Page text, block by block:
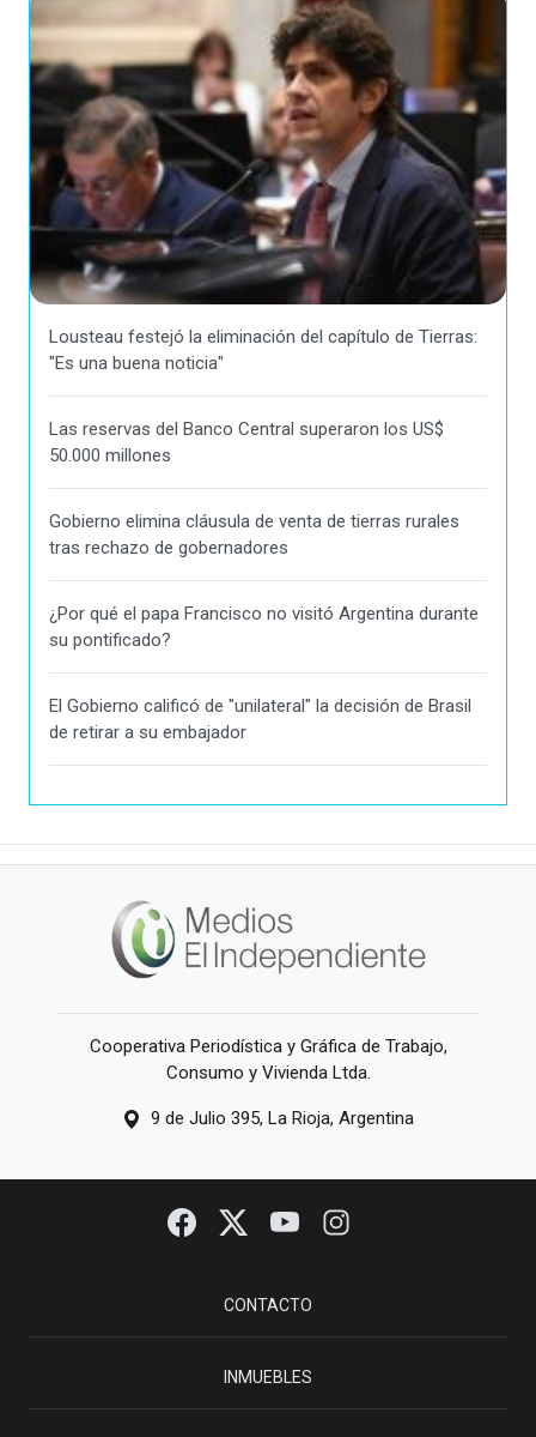
Lousteau festejó la eliminación del capítulo de Tierras:
"Es una buena noticia"
Las reservas del Banco Central superaron los US$
50.000 millones
Gobierno elimina cláusula de venta de tierras rurales
tras rechazo de gobernadores
¿Por qué el papa Francisco no visitó Argentina durante
su pontificado?
El Gobierno calificó de "unilateral" la decisión de Brasil
de retirar a su embajador
Cooperativa Periodística y Gráfica de Trabajo,
Consumo y Vivienda Ltda.
9 de Julio 395, La Rioja, Argentina
CONTACTO
INMUEBLES